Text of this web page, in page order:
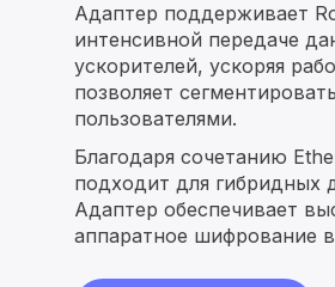
Адаптер поддерживает
интенсивной передаче
ускорителей, ускоряя
позволяет
пользователями.
Благодаря сочетанию
подходит для гибридных
Адаптер обеспечивает
аппаратное шифрование